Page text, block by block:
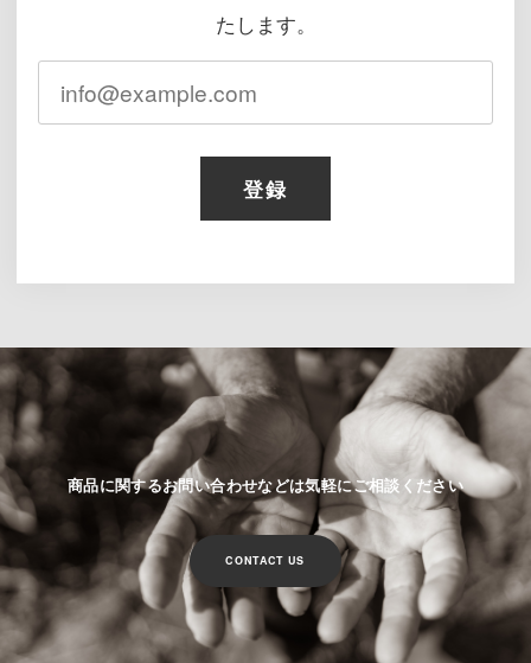
たします。
登録
商品に関するお問い合わせなどは気軽にご相談ください
CONTACT US